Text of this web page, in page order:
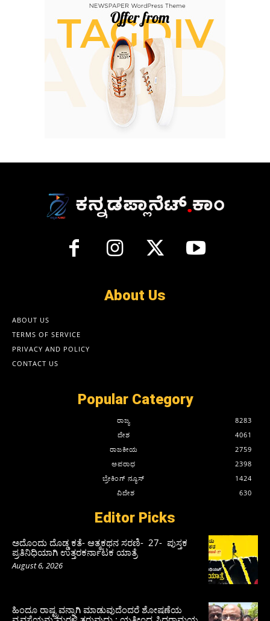
About Us
ABOUT US
TERMS OF SERVICE
PRIVACY AND POLICY
CONTACT US
Popular Category
ರಾಜ್ಯ
8283
ದೇಶ
4061
ರಾಜಕೀಯ
2759
ಅಪರಾಧ
2398
ಬ್ರೇಕಿಂಗ್ ನ್ಯೂಸ್
1424
ವಿದೇಶ
630
Editor Picks
ಅದೊಂದು ದೊಡ್ಡ ಕತೆ- ಆತ್ಮಕಥನ ಸರಣಿ- 27- ಪುಸ್ತಕ
ಪ್ರತಿನಿಧಿಯಾಗಿ ಉತ್ತರಕರ್ನಾಟಕ ಯಾತ್ರೆ
August 6, 2026
ಹಿಂದೂ ರಾಷ್ಟ್ರವನ್ನಾಗಿ ಮಾಡುವುದೆಂದರೆ ಶೋಷಣೆಯ